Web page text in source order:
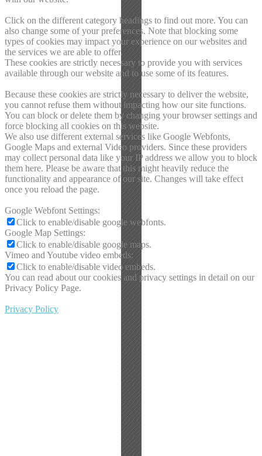
Click on the different category headings to find out more. You can
also change some of your preferences. Note that blocking some
types of cookies may impact your experience on our websites and
the services we are able to offer.
These cookies are strictly necessary to provide you with services
available through our website and to use some of its features.
Because these cookies are strictly necessary to deliver the website,
you cannot refuse them without impacting how our site functions.
You can block or delete them by changing your browser settings and
force blocking all cookies on this website.
We also use different external services like Google Webfonts,
Google Maps and external Video providers. Since these providers
may collect personal data like your IP address we allow you to block
them here. Please be aware that this might heavily reduce the
functionality and appearance of our site. Changes will take effect
once you reload the page.
Google Webfont Settings:
Click to enable/disable google webfonts.
Google Map Settings:
Click to enable/disable google maps.
Vimeo and Youtube video embeds:
Click to enable/disable video embeds.
You can read about our cookies and privacy settings in detail on our
Privacy Policy Page.
Privacy Policy